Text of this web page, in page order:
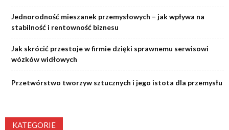
Jednorodność mieszanek przemysłowych – jak wpływa na
stabilność i rentowność biznesu
Jak skrócić przestoje w firmie dzięki sprawnemu serwisowi
wózków widłowych
Przetwórstwo tworzyw sztucznych i jego istota dla przemysłu
KATEGORIE